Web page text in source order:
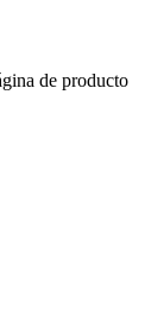
de producto